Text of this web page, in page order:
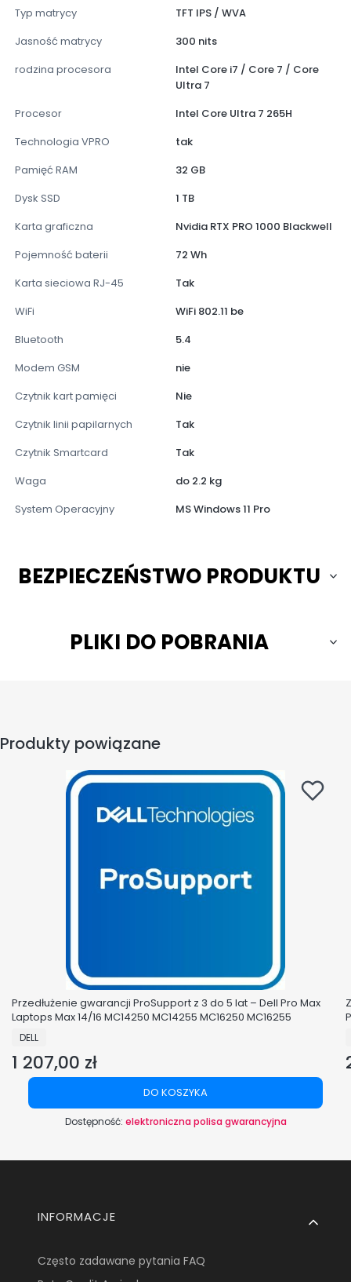
Typ matrycy
TFT IPS / WVA
Jasność matrycy
300 nits
rodzina procesora
Intel Core i7 / Core 7 / Core
Ultra 7
Procesor
Intel Core Ultra 7 265H
Technologia VPRO
tak
Pamięć RAM
32 GB
Dysk SSD
1 TB
Karta graficzna
Nvidia RTX PRO 1000 Blackwell
Pojemność baterii
72 Wh
Karta sieciowa RJ-45
Tak
WiFi
WiFi 802.11 be
Bluetooth
5.4
Modem GSM
nie
Czytnik kart pamięci
Nie
Czytnik linii papilarnych
Tak
Czytnik Smartcard
Tak
Waga
do 2.2 kg
System Operacyjny
MS Windows 11 Pro
BEZPIECZEŃSTWO PRODUKTU
PLIKI DO POBRANIA
Produkty powiązane
Przedłużenie gwarancji ProSupport z 3 do 5 lat – Dell Pro Max
Laptops Max 14/16 MC14250 MC14255 MC16250 MC16255
PRODUCENT
DELL
Cena
1 207,00 zł
DO KOSZYKA
Dostępność: elektroniczna polisa gwarancyjna
Linki w stopce
INFORMACJE
Często zadawane pytania FAQ